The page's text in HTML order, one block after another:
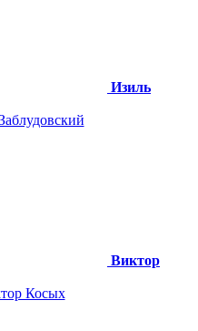
Изиль
Виктор